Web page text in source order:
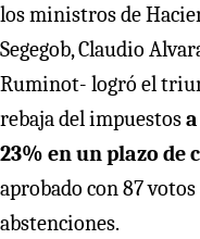
los ministros de
Segegob, Claudio
Ruminot- logró el
rebaja del impuestos
23% en un plazo de
aprobado con 87
abstenciones.